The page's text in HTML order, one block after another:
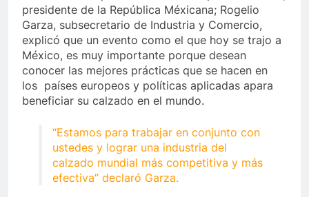
presidente de la República Méxicana; Rogelio
Garza, subsecretario de Industria y Comercio,
explicó que un evento como el que hoy se trajo a
México, es muy importante porque desean
conocer las mejores prácticas que se hacen en
los países europeos y políticas aplicadas apara
beneficiar su calzado en el mundo.
“Estamos para trabajar en conjunto con
ustedes y lograr una industria del
calzado mundial más competitiva y más
efectiva” declaró Garza.